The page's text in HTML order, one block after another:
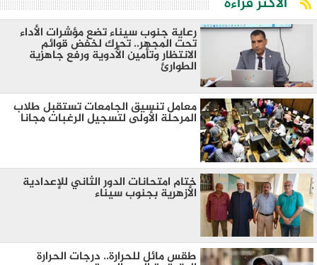
رعاية جنوب سيناء تضع مؤشرات الأداء
تحت المجهر.. تحرك لخفض قوائم
الانتظار وتأمين الأدوية ورفع جاهزية
الطوارئ
معامل تنسيق الجامعات تستقبل طلاب
المرحلة الأولى لتسجيل الرغبات مجانا
ختام امتحانات الدور الثاني للإعدادية
الأزهرية بجنوب سيناء
طقس مائل للحرارة.. درجات الحرارة